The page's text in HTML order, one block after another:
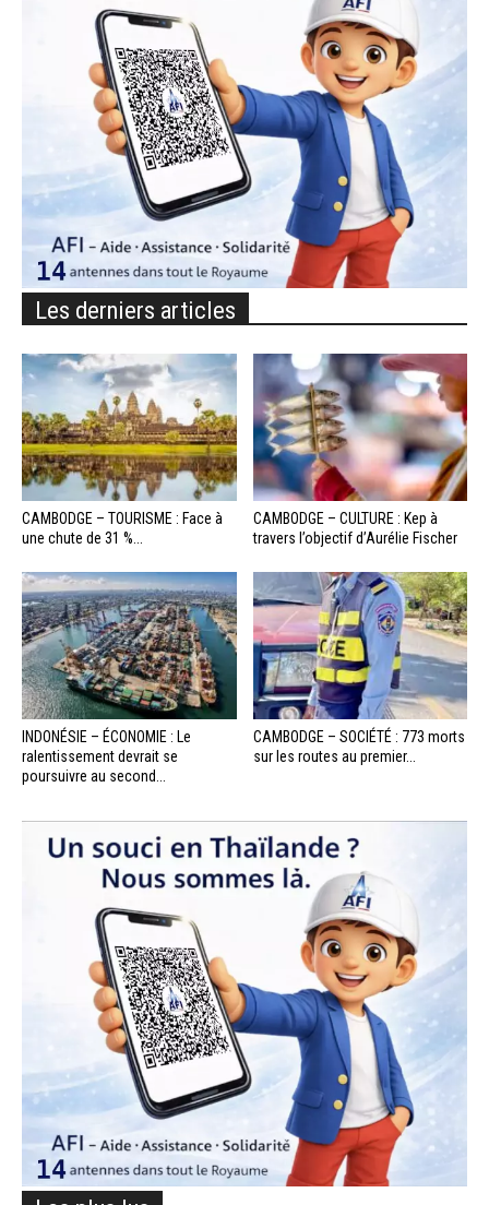
Les derniers articles
CAMBODGE – TOURISME : Face à
une chute de 31 %...
CAMBODGE – CULTURE : Kep à
travers l’objectif d’Aurélie Fischer
INDONÉSIE – ÉCONOMIE : Le
ralentissement devrait se
poursuivre au second...
CAMBODGE – SOCIÉTÉ : 773 morts
sur les routes au premier...